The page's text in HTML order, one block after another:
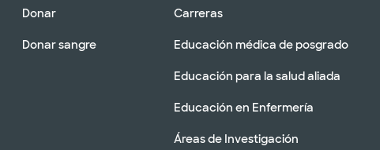
Donar
Donar sangre
Carreras
Educación médica de posgrado
Educación para la salud aliada
Educación en Enfermería
Áreas de Investigación